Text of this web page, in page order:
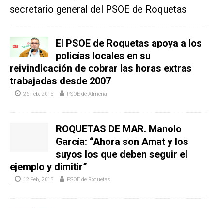
secretario general del PSOE de Roquetas
El PSOE de Roquetas apoya a los
policías locales en su
reivindicación de cobrar las horas extras
trabajadas desde 2007
26 Feb, 2015 PSOE de Almería
ROQUETAS DE MAR. Manolo
García: “Ahora son Amat y los
suyos los que deben seguir el
ejemplo y dimitir”
12 Feb, 2015 PSOE de Roquetas